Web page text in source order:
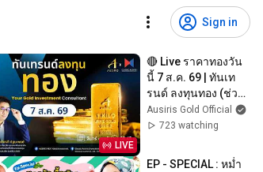
Sign in
LIVE
🔴 Live ราคาทองวัน
นี้ 7 ส.ค. 69 | ทันเท
รนด์ ลงทุนทอง (ช่วง
เช้า) l วิเคราะห์ราคา
ทอง l ราคาทอง
Ausiris Gold Official
723 watching
EP - SPECIAL : หม่ำ